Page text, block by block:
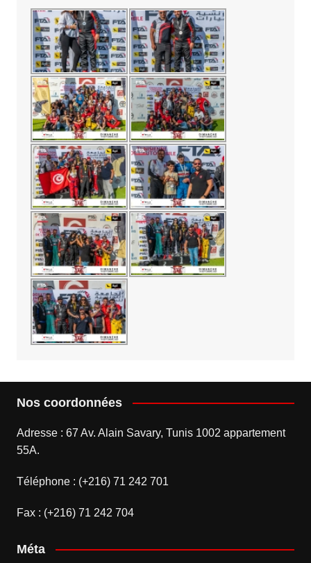
Nos coordonnées
Adresse : 67 Av. Alain Savary, Tunis 1002 appartement
55A.
Téléphone : (+216) 71 242 701
Fax : (+216) 71 242 704
Méta